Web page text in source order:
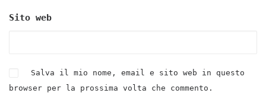
Sito web
Salva il mio nome, email e sito web in questo
browser per la prossima volta che commento.